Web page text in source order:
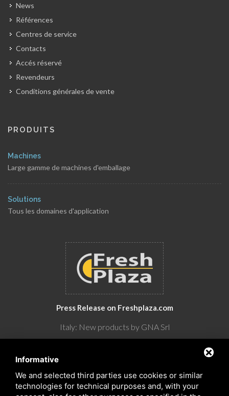
News
Références
Centres de service
Contacts
Accés réservé
Revendeurs
Conditions générales de vente
PRODUITS
Machines
Large gamme de machines d'emballage
Solutions
Tous les domaines d'application
Press Release on Freshplaza.com
Italy: New products by GNA Srl
Informative
We and selected third parties use cookies or similar
technologies for technical purposes and, with your